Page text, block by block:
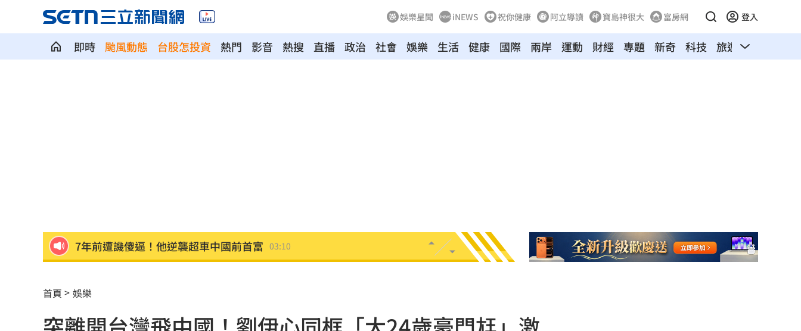
娛樂星聞 iNEWS 祝你健康 阿立導讀 寶島神很大 富房網 登入
即時 颱風動態 台股怎投資 熱門 影音 熱搜 直播 政治 社會 娛樂 生活 健康 國際 兩岸 運動 財經 專題 新奇 科技 旅遊 汽車
女兒一句話 兩老退休生活全變調 03:05
北美訂單補爆 聯發科小金雞EPS至27.12元
AI和你讀的不同！實測《時代》驚揭1真相 02:10
首頁 娛樂